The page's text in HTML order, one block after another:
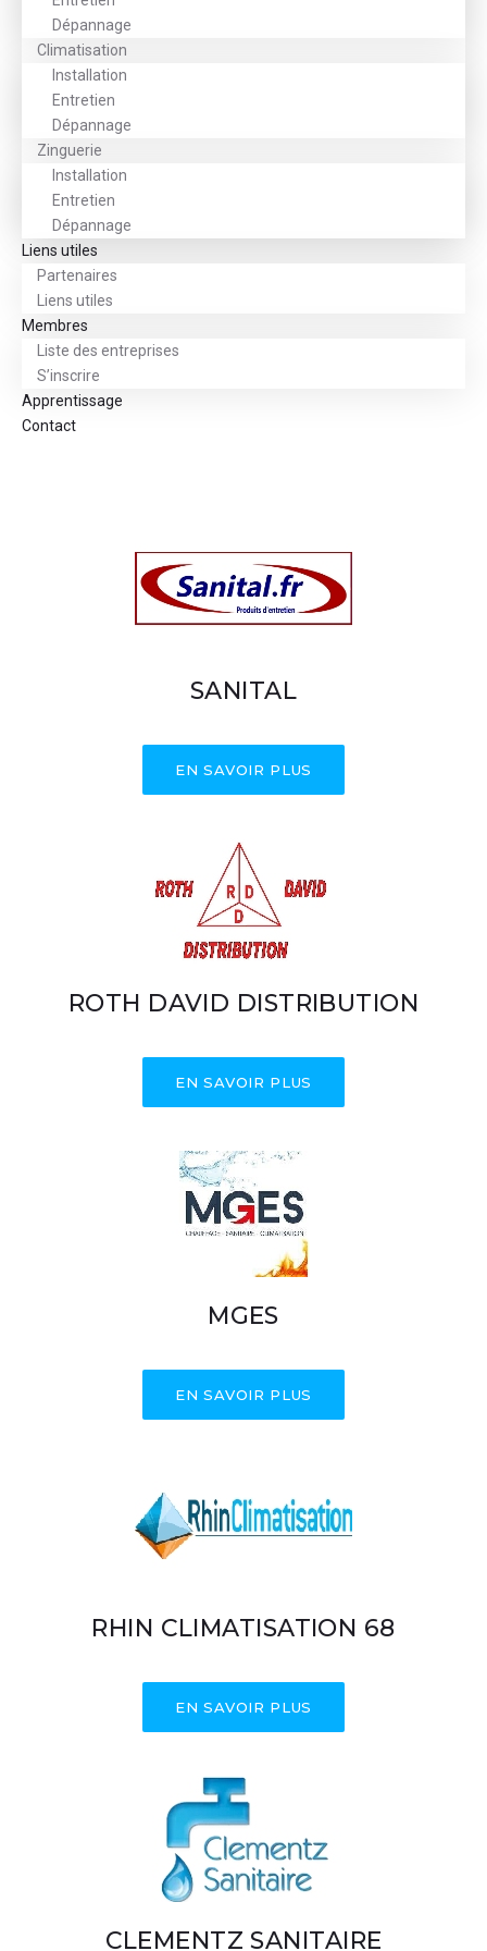
Dépannage
Climatisation
Installation
Entretien
Dépannage
Zinguerie
Installation
Entretien
Dépannage
Liens utiles
Partenaires
Liens utiles
Membres
Liste des entreprises
S’inscrire
Apprentissage
Contact
SANITAL
EN SAVOIR PLUS
ROTH DAVID DISTRIBUTION
EN SAVOIR PLUS
MGES
EN SAVOIR PLUS
RHIN CLIMATISATION 68
EN SAVOIR PLUS
CLEMENTZ SANITAIRE